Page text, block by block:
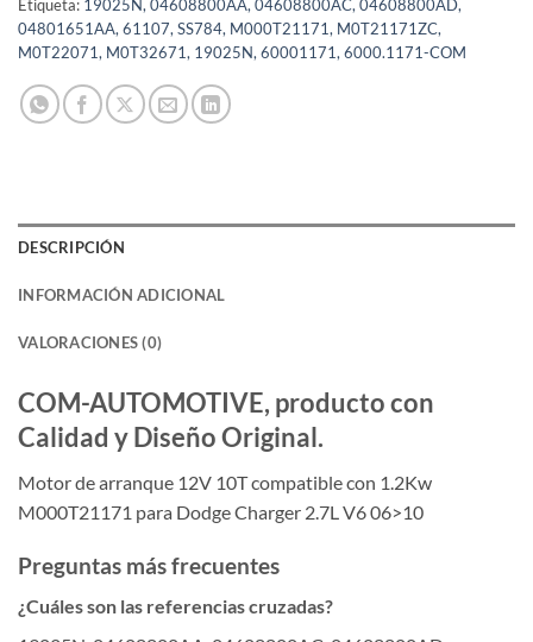
Etiqueta: 19025N, 04608800AA, 04608800AC, 04608800AD,
04801651AA, 61107, SS784, M000T21171, M0T21171ZC,
M0T22071, M0T32671, 19025N, 60001171, 6000.1171-COM
DESCRIPCIÓN
INFORMACIÓN ADICIONAL
VALORACIONES (0)
COM-AUTOMOTIVE, producto con
Calidad y Diseño Original.
Motor de arranque 12V 10T compatible con 1.2Kw
M000T21171 para Dodge Charger 2.7L V6 06>10
Preguntas más frecuentes
¿Cuáles son las referencias cruzadas?